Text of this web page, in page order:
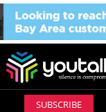
SUBSCRIBE